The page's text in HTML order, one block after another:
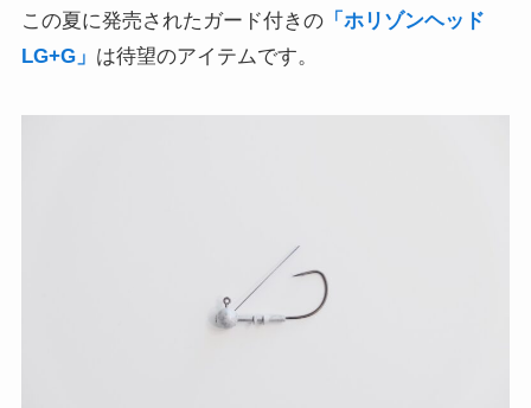
この夏に発売されたガード付きの「ホリゾンヘッド
LG+G」 は待望のアイテムです。